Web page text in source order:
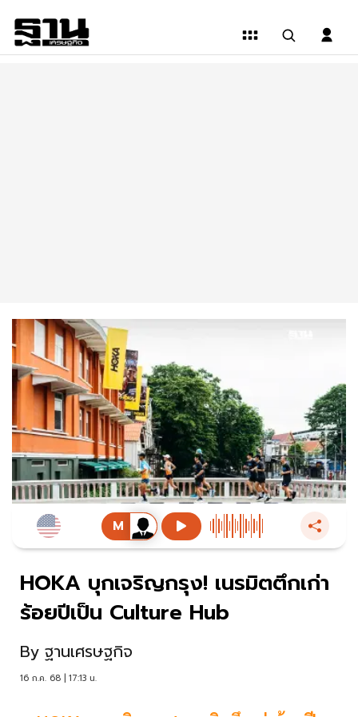
HOKA บุกเจริญกรุง! เนรมิตตึกเก่า
ร้อยปีเป็น Culture Hub
By ฐานเศรษฐกิจ
16 ก.ค. 68 | 17:13 น.